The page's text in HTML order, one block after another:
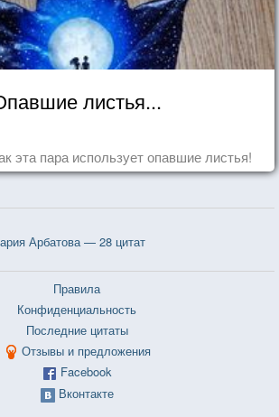
листья...
эта пара использует опавшие листья!
Арбатова — 28 цитат
Правила
Конфиденциальность
Последние цитаты
Отзывы и предложения
Facebook
Вконтакте